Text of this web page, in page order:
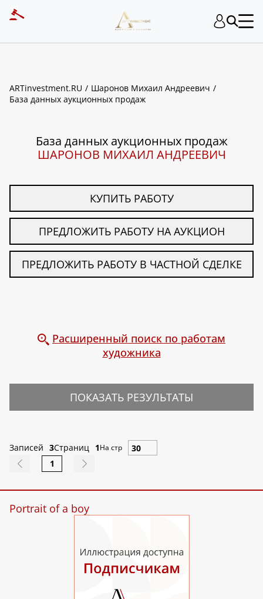
ARTinvestment.RU
Шаронов Михаил Андреевич
База данных аукционных продаж
База данных аукционных продаж
ШАРОНОВ МИХАИЛ АНДРЕЕВИЧ
КУПИТЬ РАБОТУ
ПРЕДЛОЖИТЬ РАБОТУ НА АУКЦИОН
ПРЕДЛОЖИТЬ РАБОТУ В ЧАСТНОЙ СДЕЛКЕ
Расширенный поиск по работам
художника
ПОКАЗАТЬ РЕЗУЛЬТАТЫ
Записей 3Страниц 1На стр
1
Portrait of a boy